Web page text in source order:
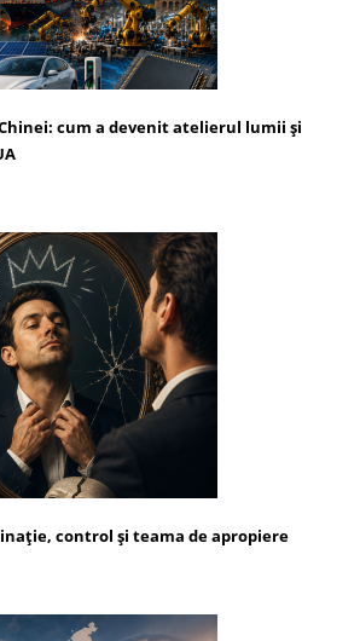
cum a devenit atelierul lumii și
control și teama de apropiere